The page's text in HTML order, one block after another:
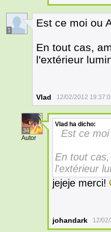
1
Est ce moi ou
En tout cas,
l'extérieur
Vlad 12/02/2012
34
Autor
Vlad ha dicho:
Est ce
En tout
l'extérieur
jejeje merci!
johandark 12/